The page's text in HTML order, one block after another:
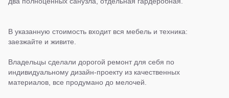
В указанную стоимость входит вся мебель и техника:
заезжайте и живите.
Владельцы сделали дорогой ремонт для себя по
индивидуальному дизайн-проекту из качественных
материалов, все продумано до мелочей.